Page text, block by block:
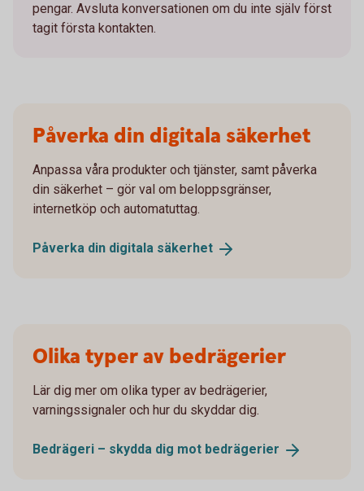
pengar. Avsluta konversationen om du inte själv först
tagit första kontakten.
Påverka din digitala säkerhet
Anpassa våra produkter och tjänster, samt påverka
din säkerhet – gör val om beloppsgränser,
internetköp och automatuttag.
Påverka din digitala säkerhet
Olika typer av bedrägerier
Lär dig mer om olika typer av bedrägerier,
varningssignaler och hur du skyddar dig.
Bedrägeri – skydda dig mot bedrägerier